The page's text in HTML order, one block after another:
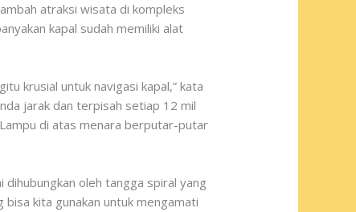
atraksi wisata di kompleks
kapal sudah memiliki alat
krusial untuk navigasi kapal,” kata
jarak dan terpisah setiap 12 mil
di atas menara berputar-putar
oleh tangga spiral yang
kita gunakan untuk mengamati